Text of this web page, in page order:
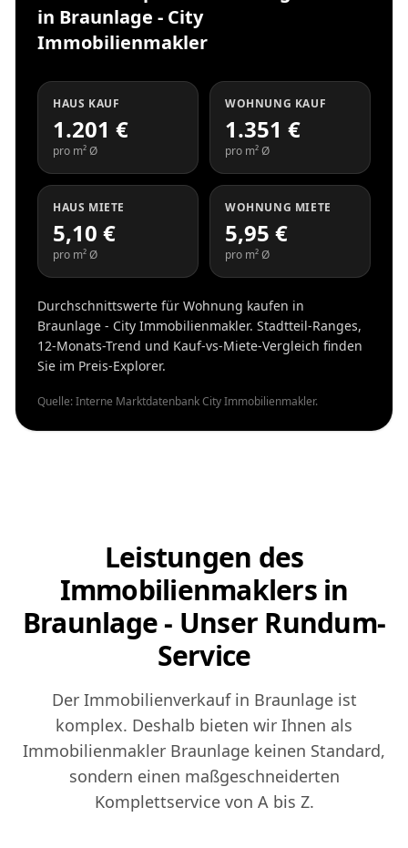
in Braunlage - City
Immobilienmakler
HAUS KAUF
1.201 €
pro m² Ø
WOHNUNG KAUF
1.351 €
pro m² Ø
HAUS MIETE
5,10 €
pro m² Ø
WOHNUNG MIETE
5,95 €
pro m² Ø
Durchschnittswerte für Wohnung kaufen in
Braunlage - City Immobilienmakler. Stadtteil-Ranges,
12-Monats-Trend und Kauf-vs-Miete-Vergleich finden
Sie im Preis-Explorer.
Quelle: Interne Marktdatenbank City Immobilienmakler.
Leistungen des
Immobilienmaklers in
Braunlage - Unser Rundum-
Service
Der Immobilienverkauf in Braunlage ist
komplex. Deshalb bieten wir Ihnen als
Immobilienmakler Braunlage keinen Standard,
sondern einen maßgeschneiderten
Komplettservice von A bis Z.